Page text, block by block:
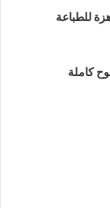
للطباعة
كاملة